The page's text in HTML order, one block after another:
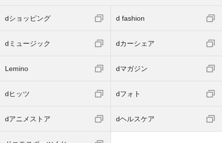
dショッピング d fashion
dミュージック dカーシェア
Lemino dマガジン
dヒッツ dフォト
dアニメストア dヘルスケア